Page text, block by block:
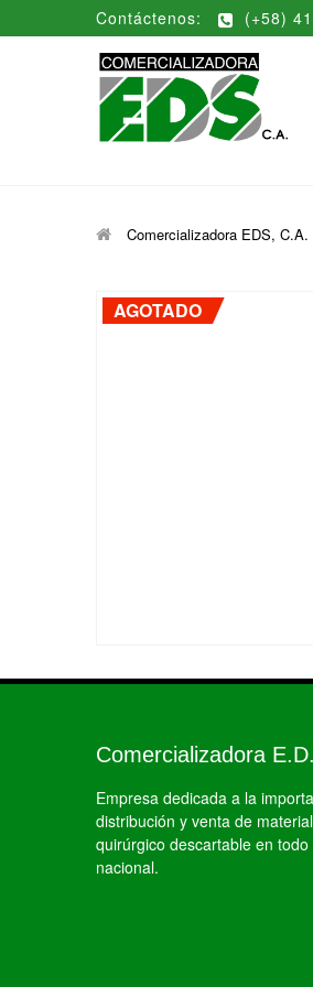
Contáctenos: (+58)
Comercializadora EDS, C.A.
AGOTADO
Comercializadora
Empresa dedicada a la
distribución y venta de
quirúrgico descartable en
nacional.